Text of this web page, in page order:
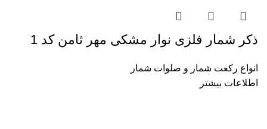
ذکر شمار فلزی نوار مشکی مهر ثامن کد 1
انواع رکعت شمار و صلوات شمار
اطلاعات بیشتر